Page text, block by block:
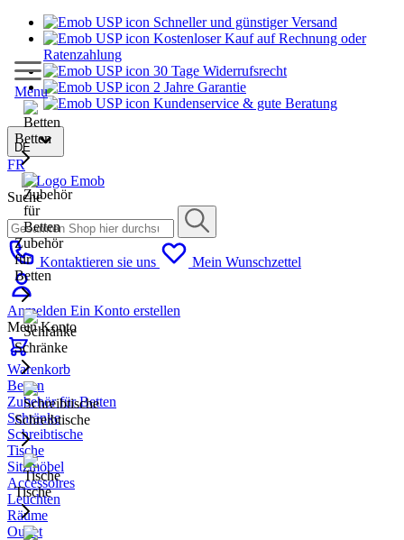
Schneller und günstiger Versand
Kostenloser Kauf auf Rechnung oder
Ratenzahlung
30 Tage Widerrufsrecht
2 Jahre Garantie
Kundenservice & gute Beratung
DE
FR
Suche
Kontaktieren sie uns Mein Wunschzettel
Anmelden Ein Konto erstellen
Mein Konto
Warenkorb
Menu
Betten
Zubehör
für
Betten
Schränke
Schreibtische
Tische
Betten
Zubehör für Betten
Schränke
Schreibtische
Tische
Sitzmöbel
Accessoires
Leuchten
Räume
Outlet